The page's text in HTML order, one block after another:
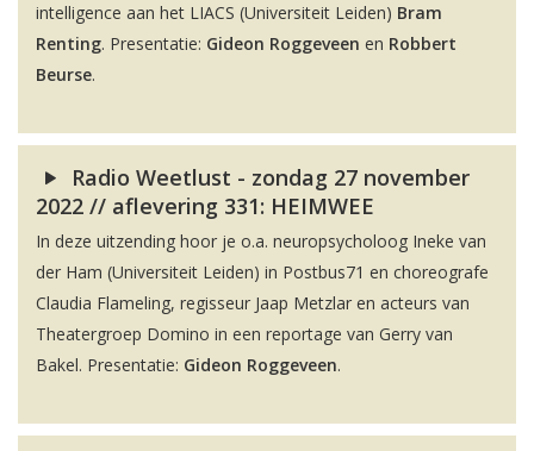
intelligence aan het LIACS (Universiteit Leiden) Bram
Renting. Presentatie: Gideon Roggeveen en Robbert
Beurse.
Radio Weetlust - zondag 27 november
2022 // aflevering 331: HEIMWEE
In deze uitzending hoor je o.a. neuropsycholoog Ineke van
der Ham (Universiteit Leiden) in Postbus71 en choreografe
Claudia Flameling, regisseur Jaap Metzlar en acteurs van
Theatergroep Domino in een reportage van Gerry van
Bakel. Presentatie: Gideon Roggeveen.